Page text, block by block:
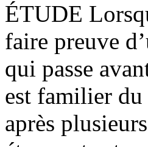
ÉTUDE
faire preuve
qui passe
est familier du
après